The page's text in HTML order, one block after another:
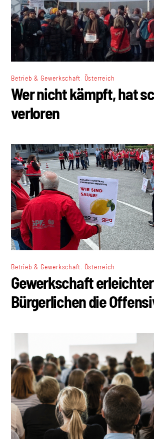
Betrieb & Gewerkschaft Österreich
Wer nicht kämpft, hat
verloren
Betrieb & Gewerkschaft Österreich
Gewerkschaft
Bürgerlichen die